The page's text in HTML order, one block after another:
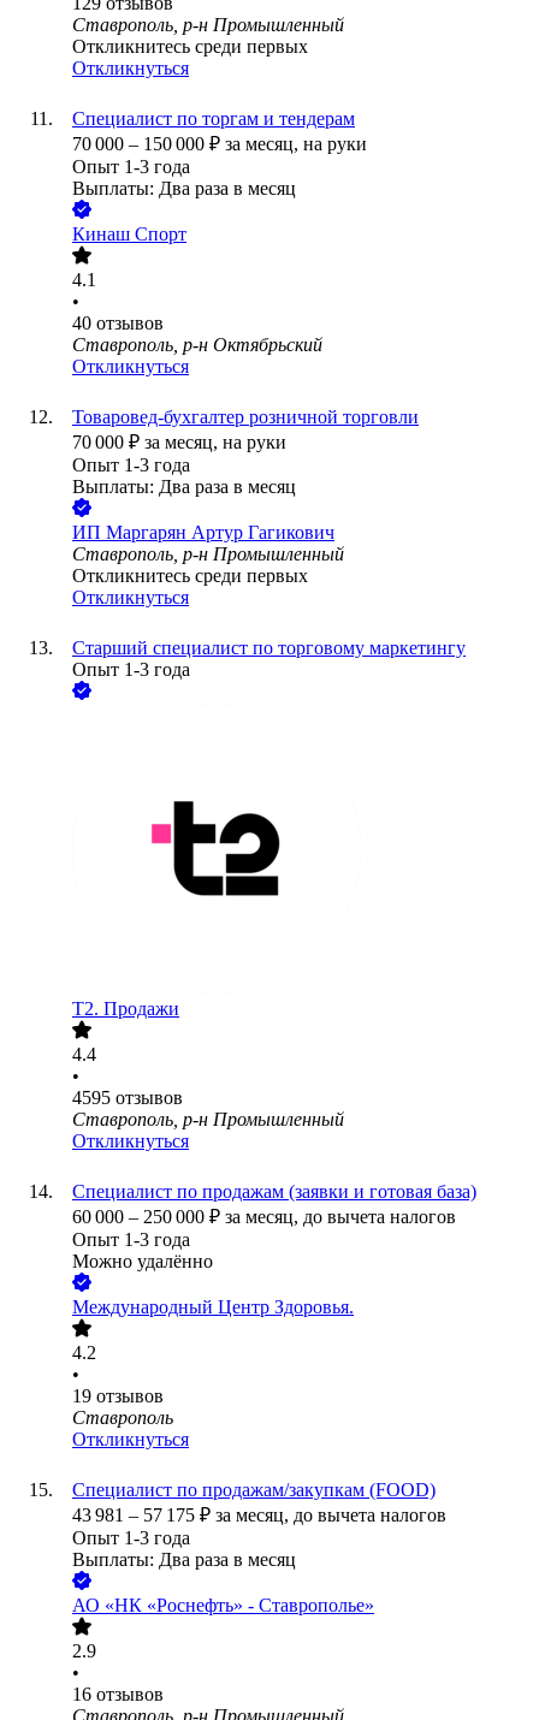
Ставрополь, р-н Промышленный
Откликнитесь среди первых
Откликнуться
Специалист по торгам и тендерам
70 000 – 150 000 ₽ за месяц, на руки
Опыт 1-3 года
Выплаты: Два раза в месяц
Кинаш Спорт
4.1
•
40 отзывов
Ставрополь, р-н Октябрьский
Откликнуться
Товаровед-бухгалтер розничной торговли
70 000 ₽ за месяц, на руки
Опыт 1-3 года
Выплаты: Два раза в месяц
ИП Маргарян Артур Гагикович
Ставрополь, р-н Промышленный
Откликнитесь среди первых
Откликнуться
Старший специалист по торговому маркетингу
Опыт 1-3 года
T2. Продажи
4.4
•
4595 отзывов
Ставрополь, р-н Промышленный
Откликнуться
Специалист по продажам (заявки и готовая база)
60 000 – 250 000 ₽ за месяц, до вычета налогов
Опыт 1-3 года
Можно удалённо
Международный Центр Здоровья.
4.2
•
19 отзывов
Ставрополь
Откликнуться
Специалист по продажам/закупкам (FOOD)
43 981 – 57 175 ₽ за месяц, до вычета налогов
Опыт 1-3 года
Выплаты: Два раза в месяц
АО «НК «Роснефть» - Ставрополье»
2.9
•
16 отзывов